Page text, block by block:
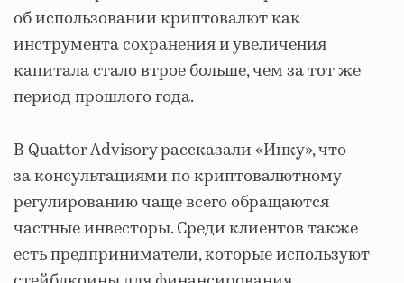
об использовании криптовалют как
инструмента сохранения и увеличения
капитала стало втрое больше, чем за тот же
период прошлого года.
В Quattor Advisory рассказали «Инку», что
за консультациями по криптовалютному
регулированию чаще всего обращаются
частные инвесторы. Среди клиентов также
есть предприниматели, которые используют